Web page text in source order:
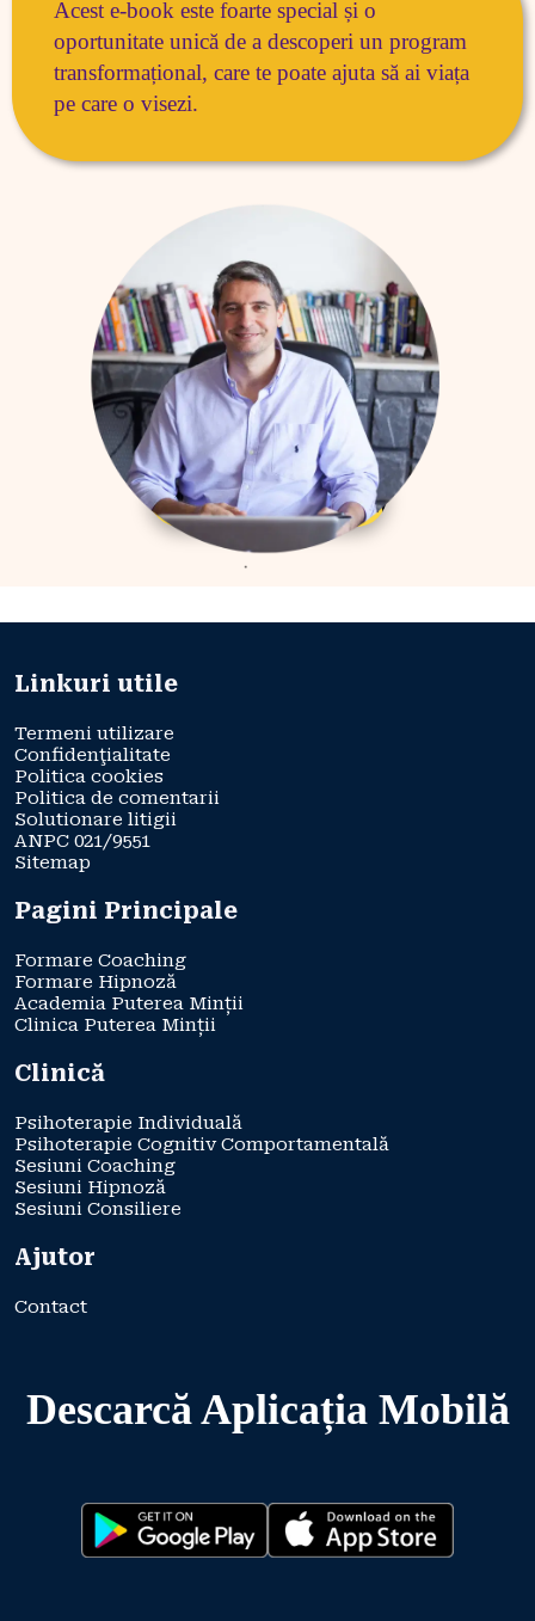
Acest e-book este foarte special și o
oportunitate unică de a descoperi un program
transformațional, care te poate ajuta să ai viața
pe care o visezi.
VREAU EBOOK
Linkuri utile
Termeni utilizare
Confidenţialitate
Politica cookies
Politica de comentarii
Solutionare litigii
ANPC 021/9551
Sitemap
Pagini Principale
Formare Coaching
Formare Hipnoză
Academia Puterea Minții
Clinica Puterea Minții
Clinică
Psihoterapie Individuală
Psihoterapie Cognitiv Comportamentală
Sesiuni Coaching
Sesiuni Hipnoză
Sesiuni Consiliere
Ajutor
Contact
Descarcă Aplicația Mobilă